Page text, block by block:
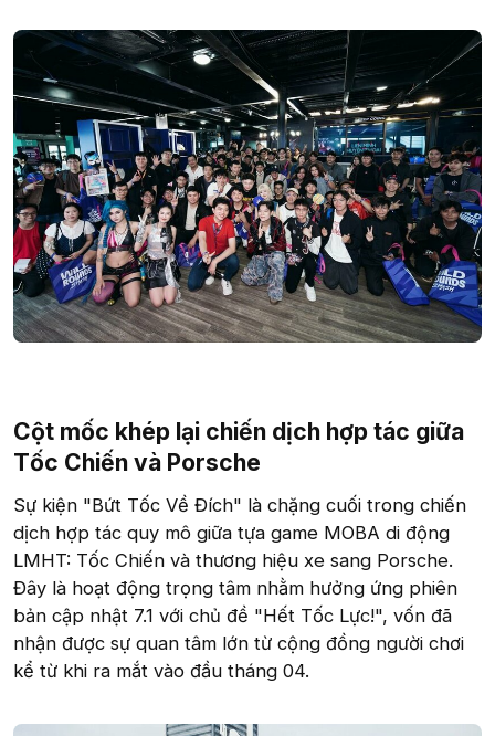
Cột mốc khép lại chiến dịch hợp tác giữa
Tốc Chiến và Porsche​
Sự kiện "Bứt Tốc Về Đích" là chặng cuối trong chiến
dịch hợp tác quy mô giữa tựa game MOBA di động
LMHT: Tốc Chiến và thương hiệu xe sang Porsche.
Đây là hoạt động trọng tâm nhằm hưởng ứng phiên
bản cập nhật 7.1 với chủ đề "Hết Tốc Lực!", vốn đã
nhận được sự quan tâm lớn từ cộng đồng người chơi
kể từ khi ra mắt vào đầu tháng 04.